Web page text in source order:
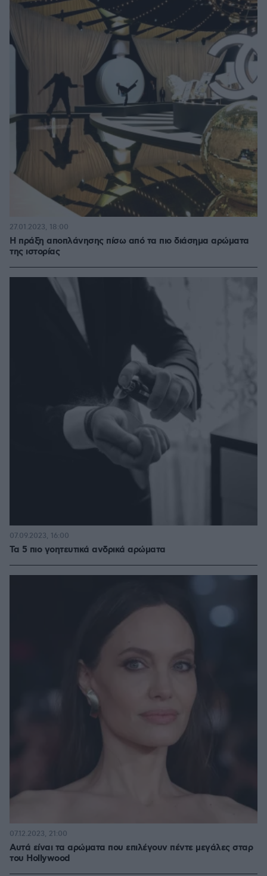
H πράξη αποπλάνησης πίσω από τα πιο διάσημα αρώματα
της ιστορίας
27.01.2023, 18:00
Τα 5 πιο γοητευτικά ανδρικά αρώματα
07.09.2023, 16:00
Αυτά είναι τα αρώματα που επιλέγουν πέντε μεγάλες σταρ
του Hollywood
07.12.2023, 21:00